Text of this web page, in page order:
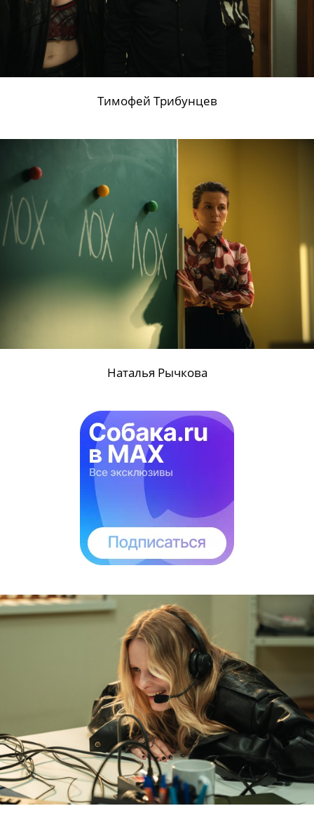
Семен Штейнберг
Тимофей Трибунцев
Наталья Рычкова